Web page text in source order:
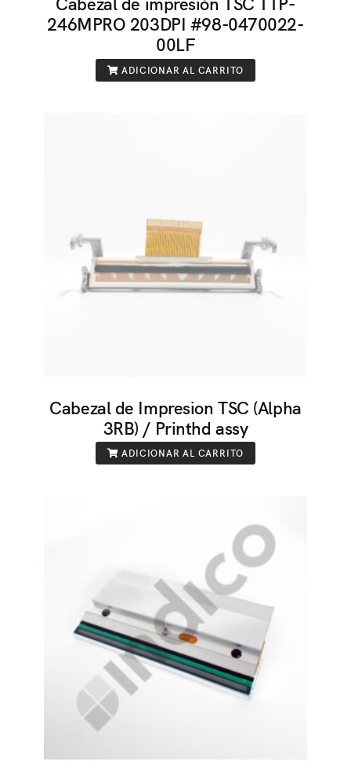
246MPRO 203DPI #98-0470022-
00LF
ADICIONAR AL CARRITO
Cabezal de Impresion TSC (Alpha
3RB) / Printhd assy
ADICIONAR AL CARRITO